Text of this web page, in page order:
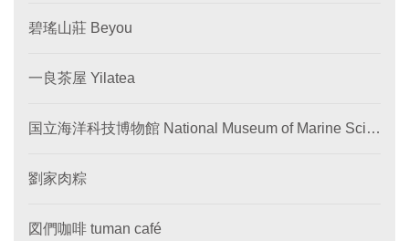
碧瑤山莊 Beyou
一良茶屋 Yilatea
国立海洋科技博物館 National Museum of Marine Scie
劉家肉粽
図們咖啡 tuman café